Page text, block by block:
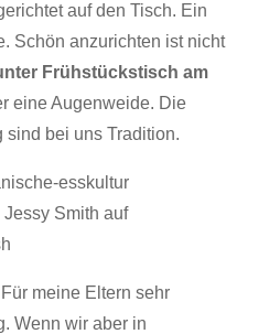
auf den Tisch. Ein
Schön anzurichten ist nicht
Frühstückstisch am
eine Augenweide. Die
sind bei uns Tradition.
Jessy Smith auf
meine Eltern sehr
Wenn wir aber in